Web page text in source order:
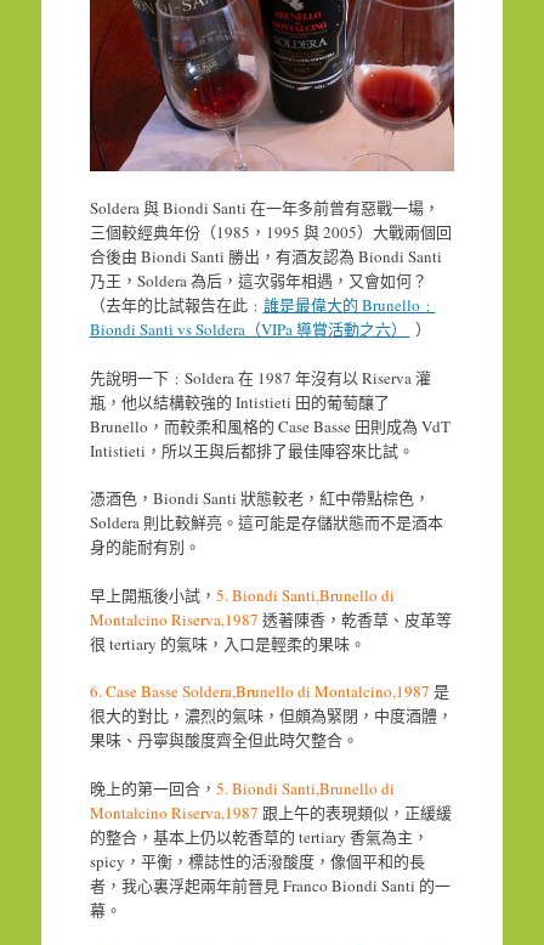
Soldera 與 Biondi Santi 在一年多前曾有惡戰一場，
三個較經典年份（1985，1995 與 2005）大戰兩個回
合後由 Biondi Santi 勝出，有酒友認為 Biondi Santi
乃王，Soldera 為后，這次弱年相遇，又會如何？
（去年的比試報告在此﹕ 誰是最偉大的 Brunello﹕
Biondi Santi vs Soldera（VIPa 導賞活動之六）
）
先說明一下﹕Soldera 在 1987 年沒有以 Riserva 灌
瓶，他以結構較強的 Intistieti 田的葡萄釀了
Brunello，而較柔和風格的 Case Basse 田則成為 VdT
Intistieti，所以王與后都排了最佳陣容來比試。
憑酒色，Biondi Santi 狀態較老，紅中帶點棕色，
Soldera 則比較鮮亮。這可能是存儲狀態而不是酒本
身的能耐有別。
早上開瓶後小試， 5. Biondi Santi,Brunello di
Montalcino Riserva,1987 透著陳香，乾香草、皮革等
很 tertiary 的氣味，入口是輕柔的果味。
6. Case Basse Soldera,Brunello di Montalcino,1987 是
很大的對比，濃烈的氣味，但頗為緊閉，中度酒體，
果味、丹寧與酸度齊全但此時欠整合。
晚上的第一回合， 5. Biondi Santi,Brunello di
Montalcino Riserva,1987 跟上午的表現類似，正緩緩
的整合，基本上仍以乾香草的 tertiary 香氣為主，
spicy，平衡，標誌性的活潑酸度，像個平和的長
者，我心裏浮起兩年前晉見 Franco Biondi Santi 的一
幕。